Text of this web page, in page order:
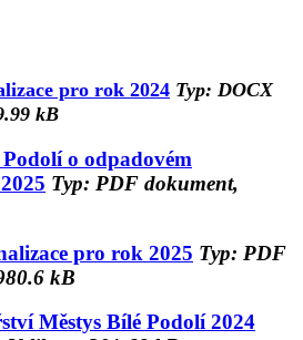
pro rok 2024 Typ: DOCX
kB
o odpadovém
Typ: PDF dokument,
pro rok 2025 Typ: PDF
kB
Městys Bílé Podolí 2024